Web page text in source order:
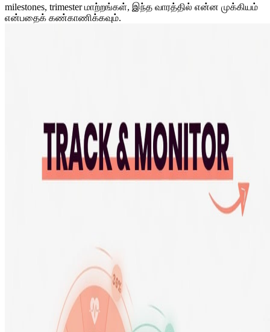
milestones, trimester மாற்றங்கள், இந்த வாரத்தில் என்ன முக்கியம்
என்பதைக் கண்காணிக்கவும்.